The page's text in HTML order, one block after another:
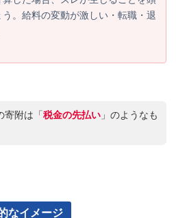
。給料の変動が激しい・転職・退
寄附は「税金の先払い 」のようなも
なイメージ